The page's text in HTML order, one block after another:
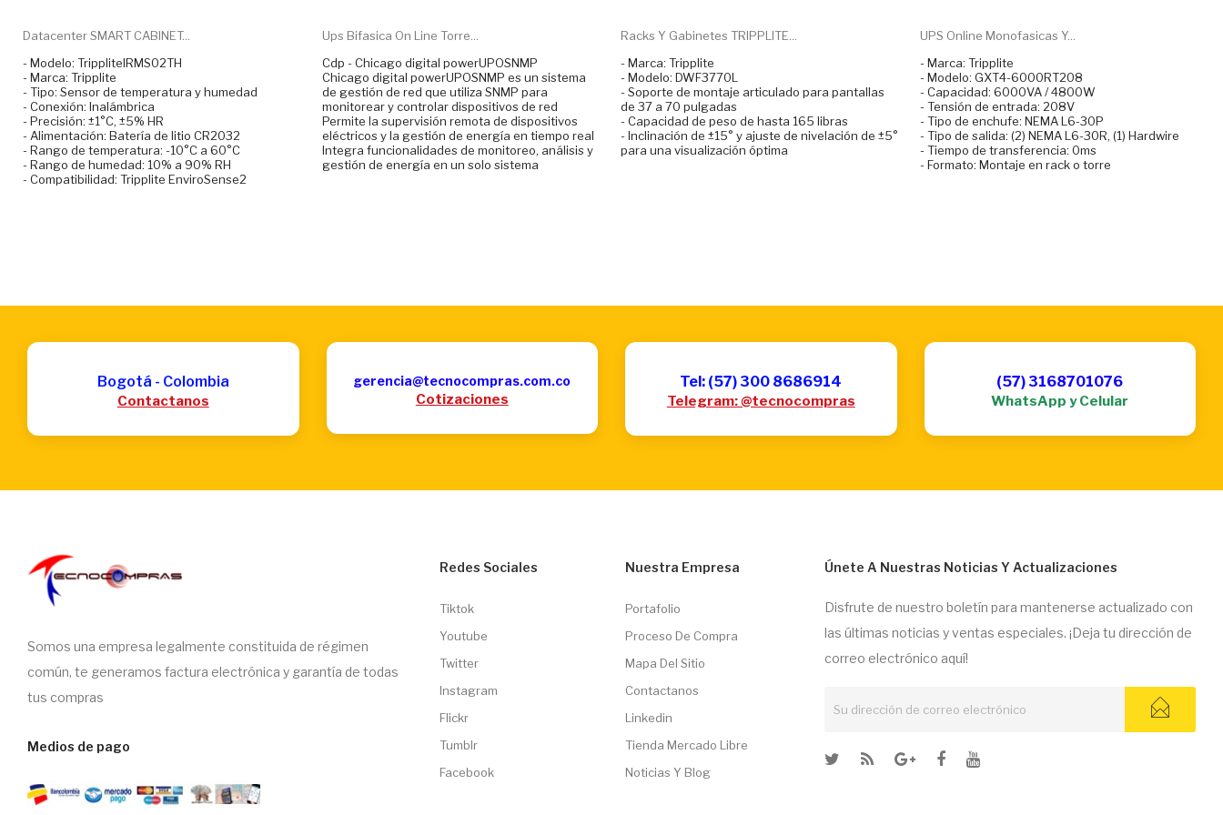
Datacenter SMART CABINET...
- Modelo: TrippliteIRMS02TH
- Marca: Tripplite
- Tipo: Sensor de temperatura y humedad
- Conexión: Inalámbrica
- Precisión: ±1°C, ±5% HR
- Alimentación: Batería de litio CR2032
- Rango de temperatura: -10°C a 60°C
- Rango de humedad: 10% a 90% RH
- Compatibilidad: Tripplite EnviroSense2
Ups Bifasica On Line Torre...
Cdp - Chicago digital powerUPOSNMP
Chicago digital powerUPOSNMP es un sistema
de gestión de red que utiliza SNMP para
monitorear y controlar dispositivos de red
Permite la supervisión remota de dispositivos
eléctricos y la gestión de energía en tiempo real
Integra funcionalidades de monitoreo, análisis y
gestión de energía en un solo sistema
Racks Y Gabinetes TRIPPLITE...
- Marca: Tripplite
- Modelo: DWF3770L
- Soporte de montaje articulado para pantallas
de 37 a 70 pulgadas
- Capacidad de peso de hasta 165 libras
- Inclinación de ±15° y ajuste de nivelación de ±5°
para una visualización óptima
UPS Online Monofasicas Y...
- Marca: Tripplite
- Modelo: GXT4-6000RT208
- Capacidad: 6000VA / 4800W
- Tensión de entrada: 208V
- Tipo de enchufe: NEMA L6-30P
- Tipo de salida: (2) NEMA L6-30R, (1) Hardwire
- Tiempo de transferencia: 0ms
- Formato: Montaje en rack o torre
Bogotá - Colombia
Contactanos
gerencia@tecnocompras.com.co
Cotizaciones
Tel: (57) 300 8686914
Telegram: @tecnocompras
(57) 3168701076
WhatsApp y Celular
Somos una empresa legalmente constituida de régimen
común, te generamos factura electrónica y garantía de todas
tus compras
Medios de pago
Redes Sociales
Tiktok
Youtube
Twitter
Instagram
Flickr
Tumblr
Facebook
Nuestra Empresa
Portafolio
Proceso De Compra
Mapa Del Sitio
Contactanos
Linkedin
Tienda Mercado Libre
Noticias Y Blog
Únete A Nuestras Noticias Y Actualizaciones
Disfrute de nuestro boletín para mantenerse actualizado con
las últimas noticias y ventas especiales. ¡Deja tu dirección de
correo electrónico aquí!